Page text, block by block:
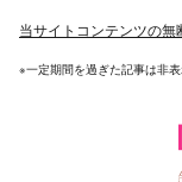
当サイトコンテンツの
※一定期間を過ぎた記事は非